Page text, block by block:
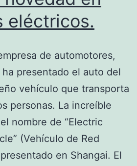
eléctricos.
de automotores,
presentado el auto del
vehículo que transporta
personas. La increíble
nombre de “Electric
(Vehículo de Red
en Shangai. El